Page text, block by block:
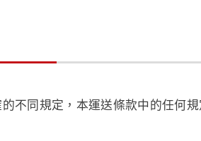
不同規定，本運送條款中的任何